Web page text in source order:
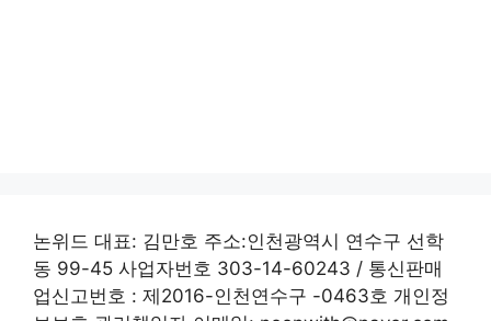
논위드 대표: 김만호 주소:인천광역시 연수구 선학
동 99-45 사업자번호 303-14-60243 / 통신판매
업신고번호 : 제2016-인천연수구 -0463호 개인정